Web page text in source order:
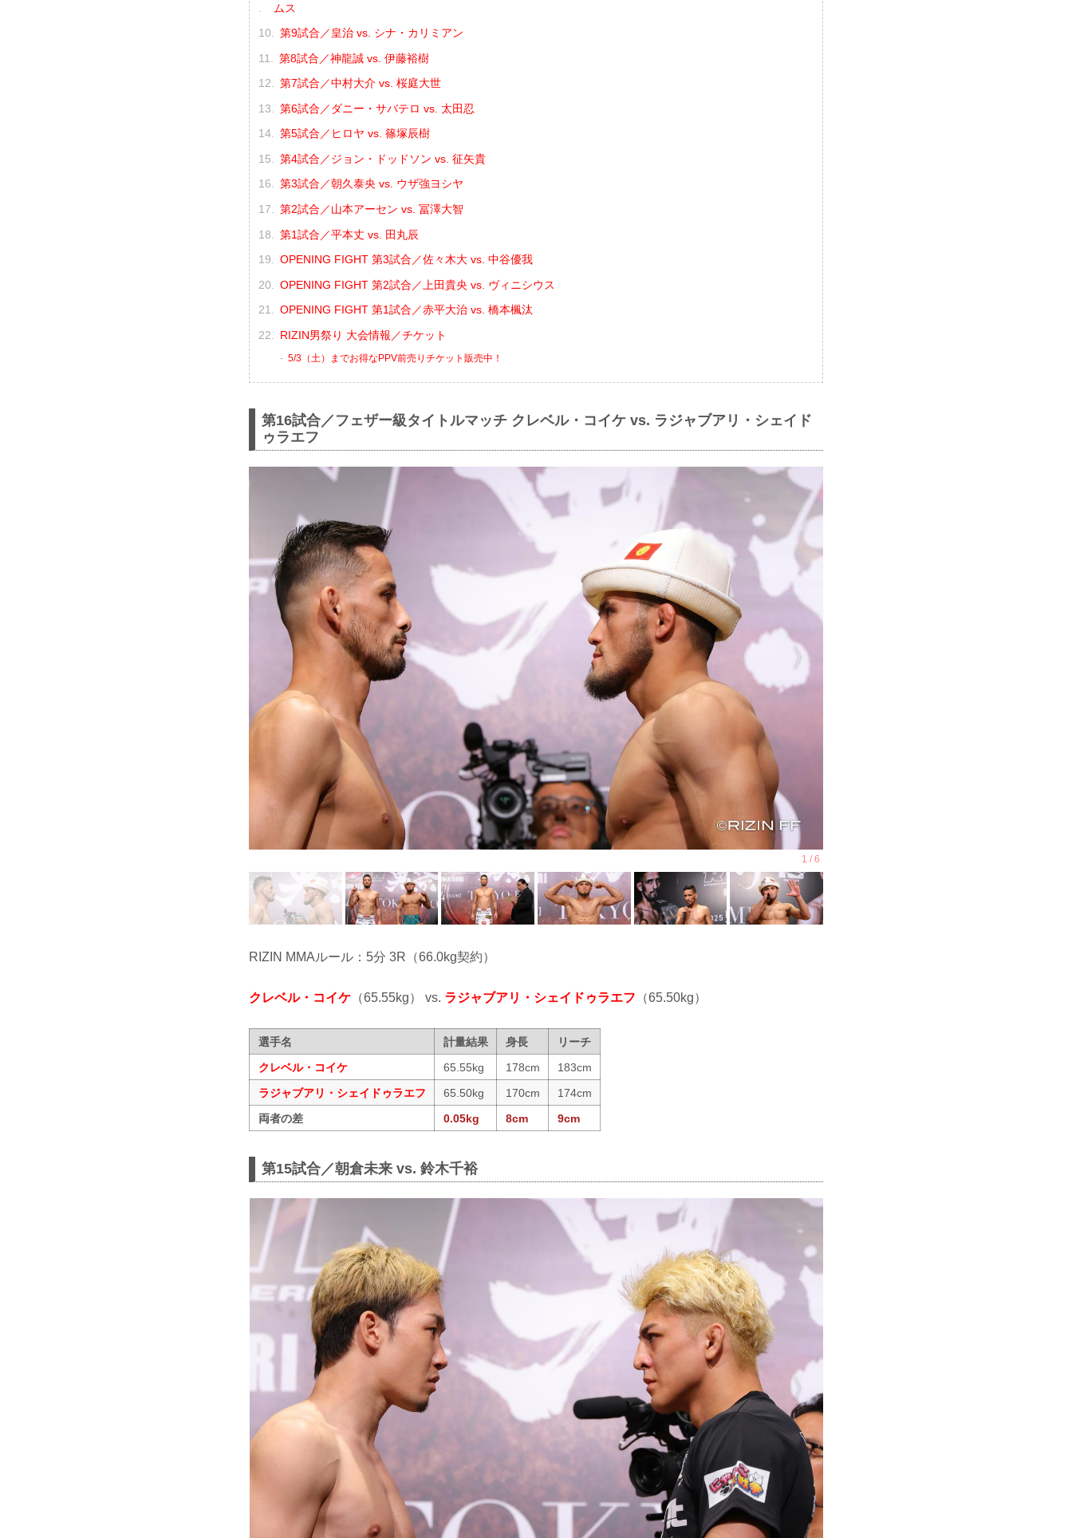
ムス
第9試合／皇治 vs. シナ・カリミアン
第8試合／神龍誠 vs. 伊藤裕樹
第7試合／中村大介 vs. 桜庭大世
第6試合／ダニー・サバテロ vs. 太田忍
第5試合／ヒロヤ vs. 篠塚辰樹
第4試合／ジョン・ドッドソン vs. 征矢貴
第3試合／朝久泰央 vs. ウザ強ヨシヤ
第2試合／山本アーセン vs. 冨澤大智
第1試合／平本丈 vs. 田丸辰
OPENING FIGHT 第3試合／佐々木大 vs. 中谷優我
OPENING FIGHT 第2試合／上田貴央 vs. ヴィニシウス
OPENING FIGHT 第1試合／赤平大治 vs. 橋本楓汰
RIZIN男祭り 大会情報／チケット
5/3（土）までお得なPPV前売りチケット販売中！
第16試合／フェザー級タイトルマッチ クレベル・コイケ vs. ラジャブアリ・シェイド
ゥラエフ
RIZIN MMAルール：5分 3R（66.0kg契約）
クレベル・コイケ （65.55kg） vs. ラジャブアリ・シェイドゥラエフ （65.50kg）
選手名 計量結果 身長
リーチ
クレベル・コイケ
65.55kg 178cm
183cm
ラジャブアリ・シェイドゥラエフ
65.50kg 170cm
174cm
両者の差
0.05kg 8cm 9cm
第15試合／朝倉未来 vs. 鈴木千裕